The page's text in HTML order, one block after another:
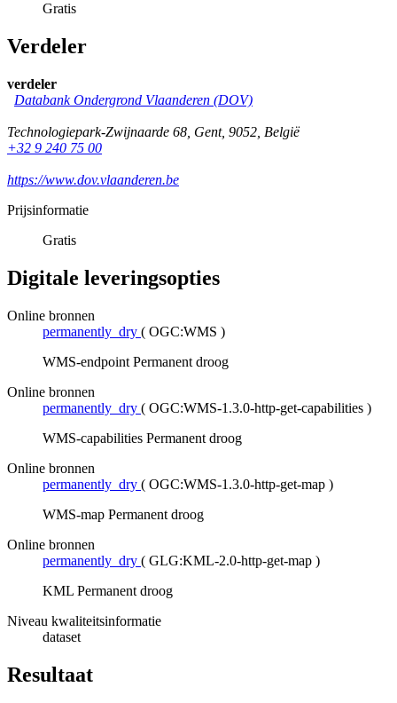
Gratis
Verdeler
verdeler
Databank Ondergrond Vlaanderen (DOV)
Technologiepark-Zwijnaarde 68 Gent, 9052 België
+32 9 240 75 00
https://www.dov.vlaanderen.be
Prijsinformatie
Gratis
Digitale leveringsopties
Online bronnen
permanently_dry ( OGC:WMS )
WMS-endpoint Permanent droog
Online bronnen
permanently_dry ( OGC:WMS-1.3.0-http-get-capabilities )
WMS-capabilities Permanent droog
Online bronnen
permanently_dry ( OGC:WMS-1.3.0-http-get-map )
WMS-map Permanent droog
Online bronnen
permanently_dry ( GLG:KML-2.0-http-get-map )
KML Permanent droog
Niveau kwaliteitsinformatie
dataset
Resultaat